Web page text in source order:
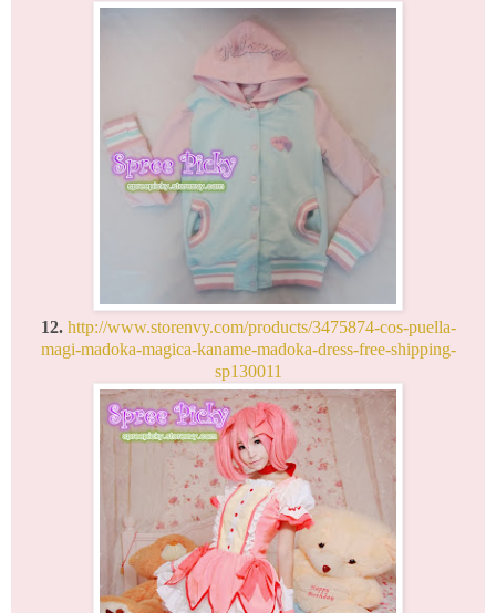
12. http://www.storenvy.com/products/3475874-cos-puella-
magi-madoka-magica-kaname-madoka-dress-free-shipping-
sp130011